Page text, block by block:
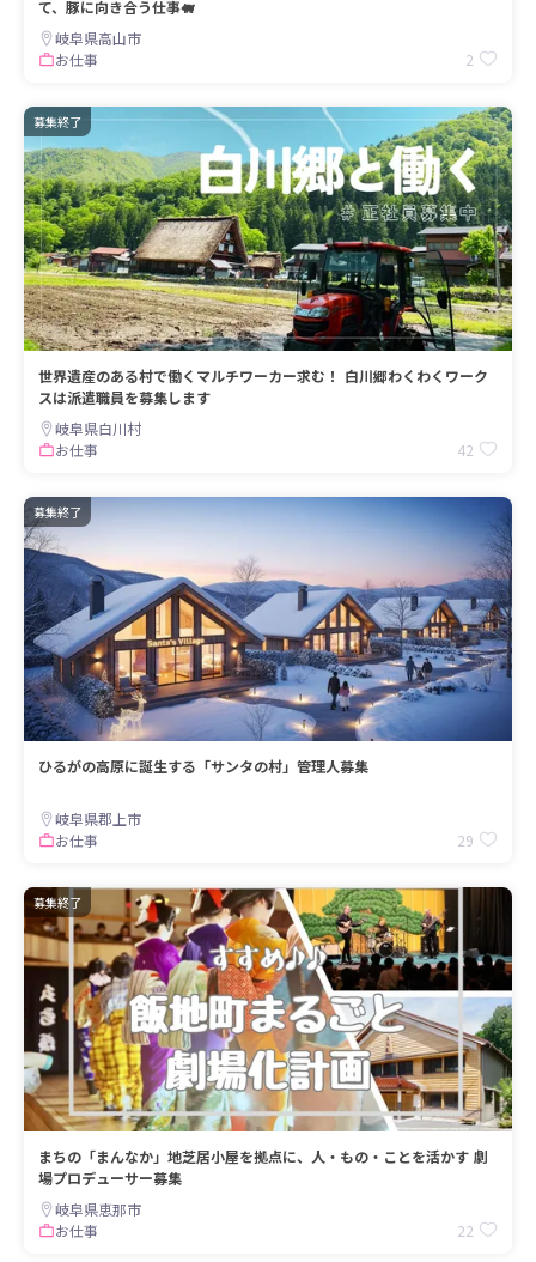
て、豚に向き合う仕事🐖
岐阜県高山市
お仕事
2
募集終了
世界遺産のある村で働くマルチワーカー求む！ 白川郷わくわくワーク
スは派遣職員を募集します
岐阜県白川村
お仕事
42
募集終了
ひるがの高原に誕生する「サンタの村」管理人募集
岐阜県郡上市
お仕事
29
募集終了
まちの「まんなか」地芝居小屋を拠点に、人・もの・ことを活かす 劇
場プロデューサー募集
岐阜県恵那市
お仕事
22